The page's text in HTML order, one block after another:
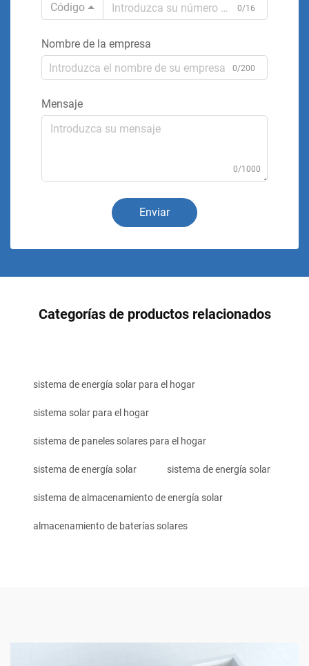
Código
0/16
Nombre de la empresa
0/200
Mensaje
0/1000
Enviar
Categorías de productos relacionados
sistema de energía solar para el hogar
sistema solar para el hogar
sistema de paneles solares para el hogar
sistema de energía solar sistema de energía solar
sistema de almacenamiento de energía solar
almacenamiento de baterías solares